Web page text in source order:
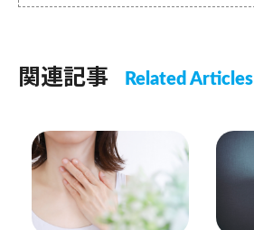
関連記事 Related Articles